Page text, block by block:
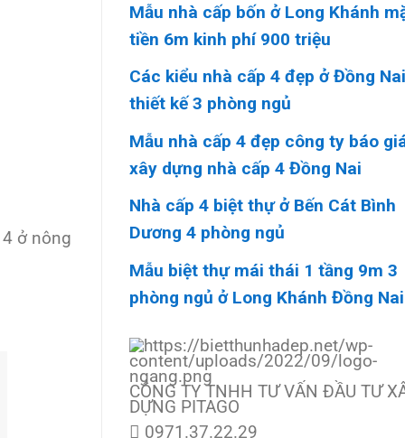
ở nông
Mẫu nhà cấp bốn ở Long Khánh
tiền 6m kinh phí 900 triệu
Các kiểu nhà cấp 4 đẹp ở Đồng Nai
thiết kế 3 phòng ngủ
Mẫu nhà cấp 4 đẹp công ty báo
xây dựng nhà cấp 4 Đồng Nai
Nhà cấp 4 biệt thự ở Bến Cát Bình
Dương 4 phòng ngủ
Mẫu biệt thự mái thái 1 tầng 9m 3
phòng ngủ ở Long Khánh Đồng Nai
CÔNG TY TNHH TƯ VẤN ĐẦU TƯ
DỰNG PITAGO
0971.37.22.29